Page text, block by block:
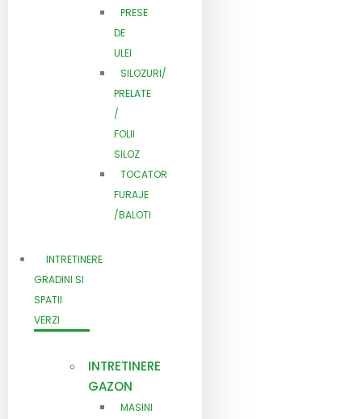
PRESE
DE
ULEI
SILOZURI/
PRELATE
/
FOLII
SILOZ
TOCATOR
FURAJE
/BALOTI
INTRETINERE
GRADINI SI
SPATII
VERZI
INTRETINERE
GAZON
MASINI